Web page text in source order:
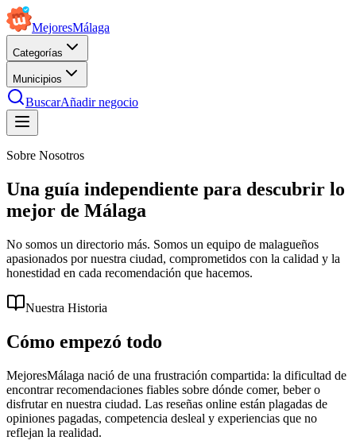
MejoresMálaga
Categorías
Municipios
BuscarAñadir negocio
Sobre Nosotros
Una guía independiente para descubrir lo
mejor de Málaga
No somos un directorio más. Somos un equipo de malagueños
apasionados por nuestra ciudad, comprometidos con la calidad y la
honestidad en cada recomendación que hacemos.
Nuestra Historia
Cómo empezó todo
MejoresMálaga nació de una frustración compartida: la dificultad de
encontrar recomendaciones fiables sobre dónde comer, beber o
disfrutar en nuestra ciudad. Las reseñas online están plagadas de
opiniones pagadas, competencia desleal y experiencias que no
reflejan la realidad.